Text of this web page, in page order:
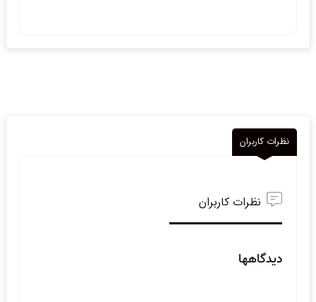
نظرات کاربران
نظرات کاربران
دیدگاهها